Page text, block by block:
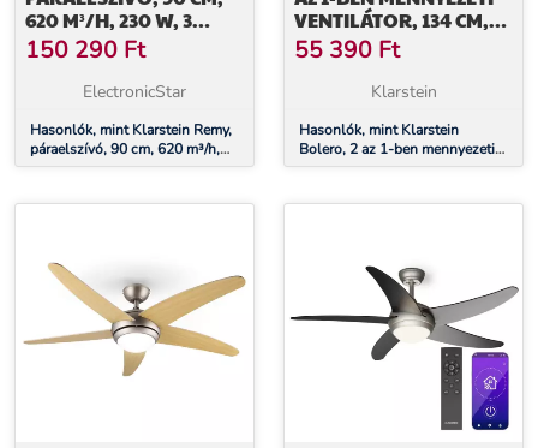
620 M³/H, 230 W, 3
FOKOZAT,
TÁVIRÁNYÍTÓ
150 290 Ft
ElectronicStar
Hasonlók, mint Klarstein Remy,
páraelszívó, 90 cm, 620 m³/h,
230 W, 3 fokozat, távirányító
VENTILÁTOR, 134 CM,
LÁMPA, 55 W,
TÁVIRÁNYÍTÓ, FEKETE
55 390 Ft
Klarstein
Hasonlók, mint Klarstein
Bolero, 2 az 1-ben mennyezeti
ventilátor, 134 cm, lámpa, 55 W,